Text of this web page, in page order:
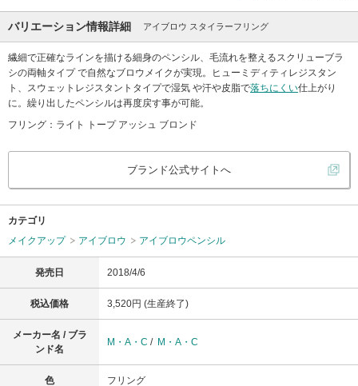
バリエーション情報詳細 アイブロウ スタイラーフリング
繊細で正確なラインを描ける細身のペンシル、毛流れを整えるスクリューブラ
シの両軸タイプ で自然なブロウメイクが実現。ヒューミディティレジスタン
ト、スウェットレジスタントタイプで湿気 や汗や皮脂で落ちにくい仕上がり
に。繰り出したペンシルは再度戻す事が可能。
フリング：ライト トープ アッシュ ブロンド
ブランド公式サイトへ
カテゴリ
メイクアップ
アイブロウ アイブロウペンシル
発売日 2018/4/6
税込価格 3,520円 (生産終了)
メーカー名 / ブラ
ンド名
M・A・C / M・A・C
色 フリング